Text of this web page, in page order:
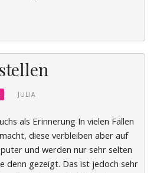
JULIA
als Erinnerung In vielen Fällen
diese verbleiben aber auf
und werden nur sehr selten
denn gezeigt. Das ist jedoch sehr